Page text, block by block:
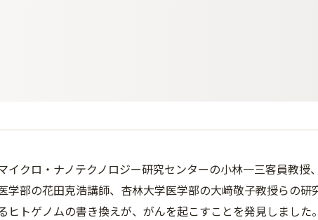
イクロ・ナノテクノロジー研究センターの小林一三客員教授
学部の花田克浩講師、杏林大学医学部の大﨑敬子教授らの
ヒトゲノムの書き換えが、がんを起こすことを発見しました。